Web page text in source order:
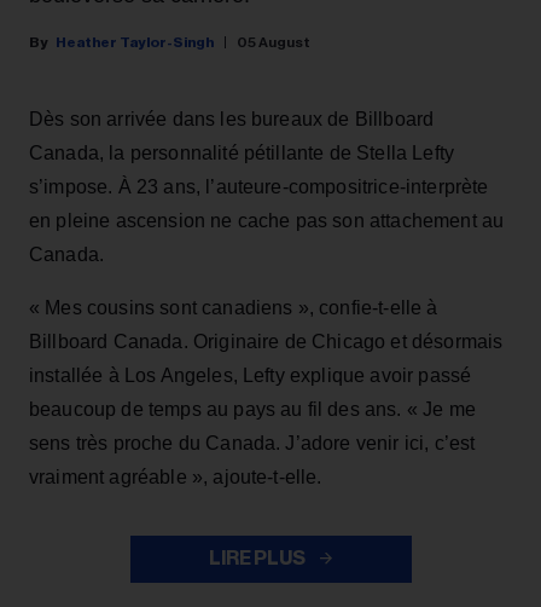
Heather Taylor-Singh 05 August
Dès son arrivée dans les bureaux de Billboard
Canada, la personnalité pétillante de Stella Lefty
s’impose. À 23 ans, l’auteure-compositrice-interprète
en pleine ascension ne cache pas son attachement au
Canada.
« Mes cousins sont canadiens », confie-t-elle à
Billboard Canada. Originaire de Chicago et désormais
installée à Los Angeles, Lefty explique avoir passé
beaucoup de temps au pays au fil des ans. « Je me
sens très proche du Canada. J’adore venir ici, c’est
vraiment agréable », ajoute-t-elle.
LIRE PLUS